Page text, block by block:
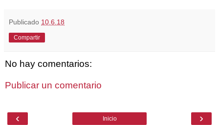
Publicado 10.6.18
Compartir
No hay comentarios:
Publicar un comentario
‹ ›
Inicio